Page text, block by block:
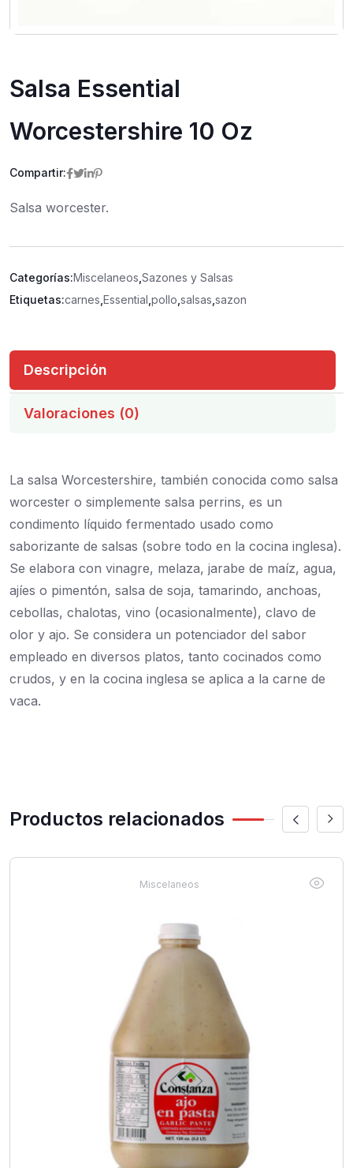
Salsa Essential
Worcestershire 10 Oz
Compartir:
Salsa worcester.
Categorías:Miscelaneos Sazones y Salsas
Etiquetas:carnes Essential pollo salsas sazon
Descripción
Valoraciones (0)
La salsa Worcestershire, también conocida como salsa
worcester o simplemente salsa perrins, es un
condimento líquido fermentado usado como
saborizante de salsas (sobre todo en la cocina inglesa).
Se elabora con vinagre, melaza, jarabe de maíz, agua,
ajíes o pimentón, salsa de soja, tamarindo, anchoas,
cebollas, chalotas, vino (ocasionalmente), clavo de
olor y ajo. Se considera un potenciador del sabor
empleado en diversos platos, tanto cocinados como
crudos, y en la cocina inglesa se aplica a la carne de
vaca.
Productos relacionados
Miscelaneos